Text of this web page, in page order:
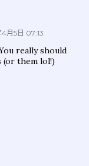
月5日 07:13
really should
(or them lol!)